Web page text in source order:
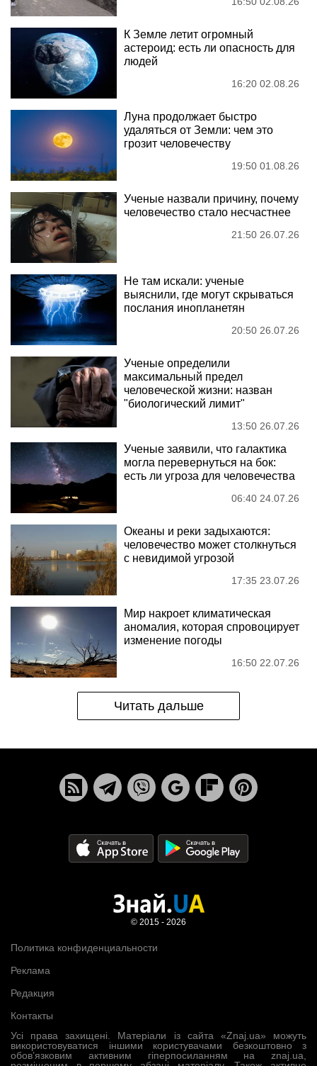
К Земле летит огромный
астероид: есть ли опасность для
людей
16:20 02.08.26
Луна продолжает быстро
удаляться от Земли: чем это
грозит человечеству
19:50 01.08.26
Ученые назвали причину, почему
человечество стало несчастнее
21:50 26.07.26
Не там искали: ученые
выяснили, где могут скрываться
послания инопланетян
20:50 26.07.26
Ученые определили
максимальный предел
человеческой жизни: назван
"биологический лимит"
13:50 26.07.26
Ученые заявили, что галактика
могла перевернуться на бок:
есть ли угроза для человечества
06:40 24.07.26
Океаны и реки задыхаются:
человечество может столкнуться
с невидимой угрозой
17:35 23.07.26
Мир накроет климатическая
аномалия, которая спровоцирует
изменение погоды
16:50 22.07.26
Читать дальше
Усі права захищені. Матеріали із сайта «Znaj.ua» можуть
використовуватися іншими користувачами безкоштовно з
обов’язковим активним гіперпосиланням на znaj.ua,
Политика конфиденциальности
Реклама
Редакция
Контакты
© 2015 - 2026